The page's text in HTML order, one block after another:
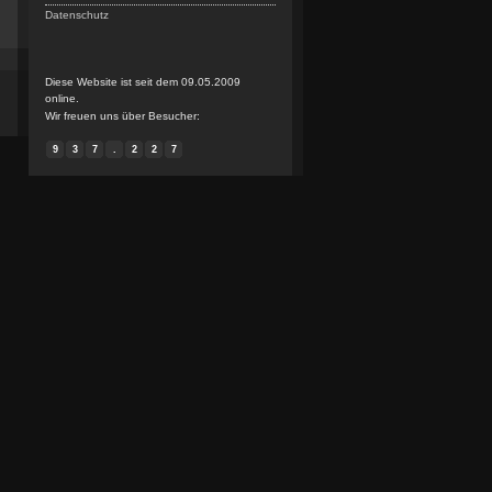
Datenschutz
Diese Website ist seit dem 09.05.2009
online.
Wir freuen uns über Besucher:
9 3 7 . 2 2 7